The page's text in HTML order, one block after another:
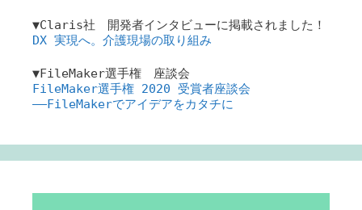
▼Claris社 開発者インタビューに掲載されました！
DX 実現へ。介護現場の取り組み
▼FileMaker選手権 座談会
FileMaker選手権 2020 受賞者座談会
――FileMakerでアイデアをカタチに